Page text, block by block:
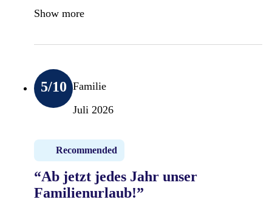
Show more
5/10 Familie
Juli 2026
Recommended
“Ab jetzt jedes Jahr unser
Familienurlaub!”